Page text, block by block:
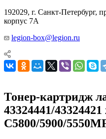
192029, г. Санкт-Петербург,
корпус 7А
legion-box@legion.ru
Тонер-картридж
43324441/
С5800/5900/